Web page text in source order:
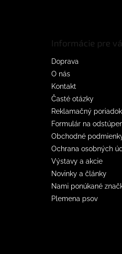
Informácie pre
Doprava
O nás
Kontakt
Časté otázky
Reklamačný poriadok
Formulár na
Obchodné
Ochrana osobných
Výstavy a akcie
Novinky a články
Nami ponúkané
Plemena psov